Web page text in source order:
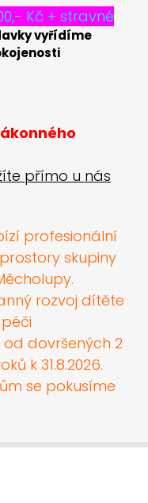
Kč + stravné
vyřídíme
přímo u nás
profesionální
skupiny
rozvoj dítěte
od dovršených 2
k 31.8.2026.
se pokusíme